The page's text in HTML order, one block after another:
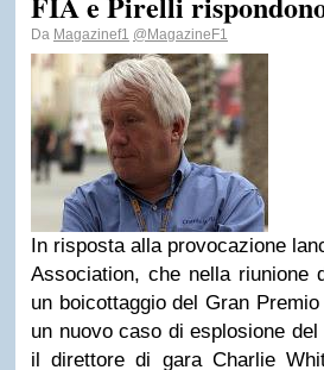
Da Magazinef1 @MagazineF1
In risposta alla provocazione
Association, che nella riunione
un boicottaggio del Gran
un nuovo caso di esplosione
il direttore di gara Charlie